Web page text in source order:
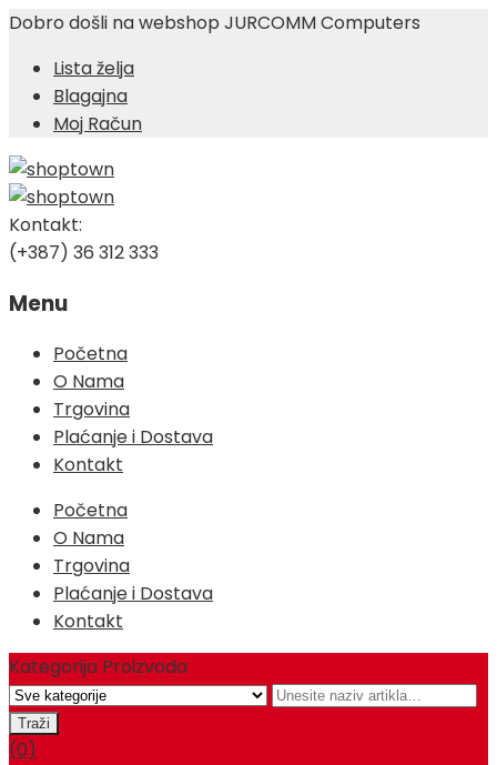
Dobro došli na webshop JURCOMM Computers
Lista želja
Blagajna
Moj Račun
Kontakt:
(+387) 36 312 333
Menu
Skip
content
Početna
O Nama
Trgovina
Plaćanje i Dostava
Kontakt
Početna
O Nama
Trgovina
Plaćanje i Dostava
Kontakt
Kategorija Proizvoda
(0)